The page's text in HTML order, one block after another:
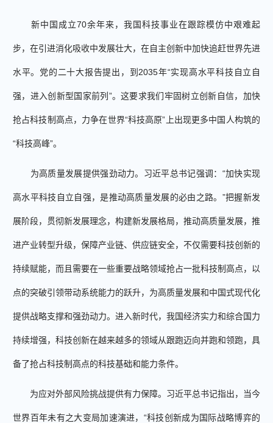
新中国成立70余年来，我国科技事业在跟踪模仿中艰难起
步，在引进消化吸收中发展壮大，在自主创新中加快追赶世界先进
水平。党的二十大报告提出，到2035年“实现高水平科技自立自
强，进入创新型国家前列”。这要求我们牢固树立创新自信，加快
抢占科技制高点，力争在世界“科技高原”上出现更多中国人构筑的
“科技高峰”。
为高质量发展提供强劲动力。习近平总书记强调：“加快实现
高水平科技自立自强，是推动高质量发展的必由之路。”把握新发
展阶段，贯彻新发展理念，构建新发展格局，推动高质量发展，推
进产业转型升级，保障产业链、供应链安全，不仅需要科技创新的
持续赋能，而且需要在一些重要战略领域抢占一批科技制高点，以
点的突破引领带动系统能力的跃升，为高质量发展和中国式现代化
提供战略支撑和强劲动力。进入新时代，我国经济实力和综合国力
持续增强，科技创新在越来越多的领域从跟跑迈向并跑和领跑，具
备了抢占科技制高点的科技基础和能力条件。
为应对外部风险挑战提供有力保障。习近平总书记指出，当今
世界百年未有之大变局加速演进，“科技创新成为国际战略博弈的